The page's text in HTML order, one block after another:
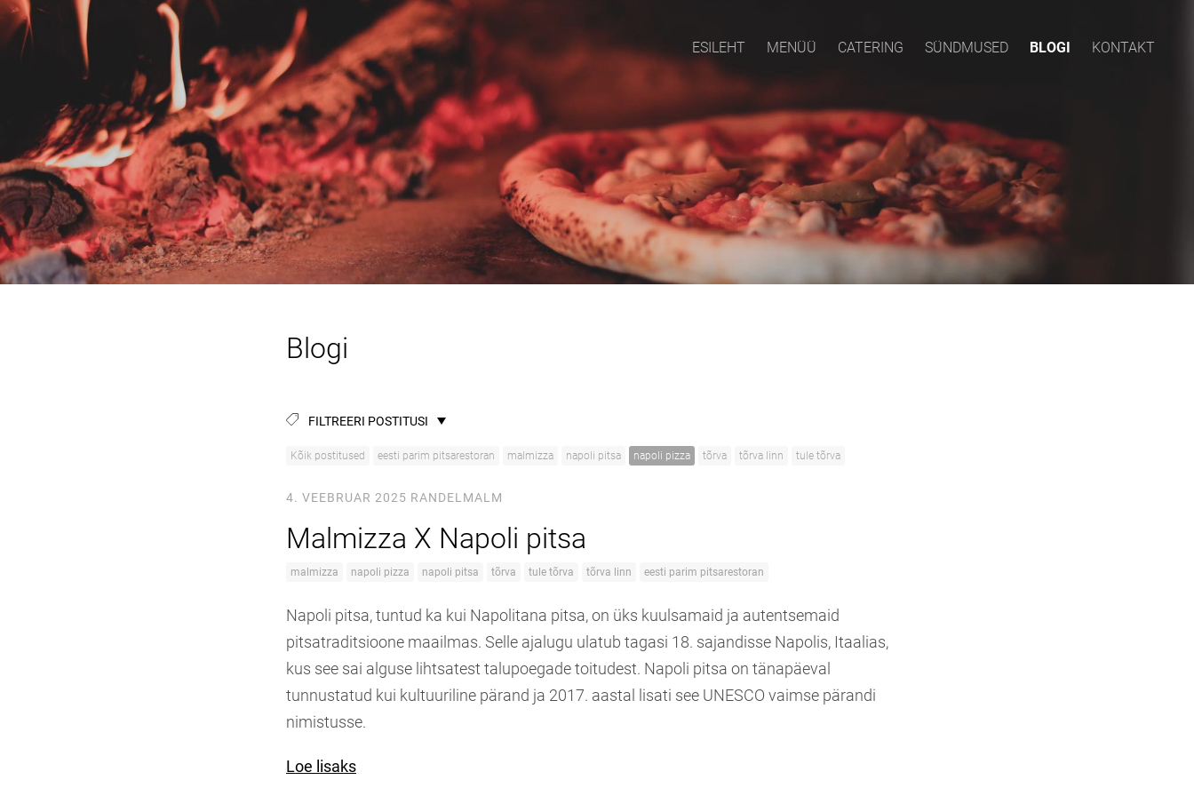
ESILEHT MENÜÜ CATERING SÜNDMUSED BLOGI KONTAKT
Blogi
FILTREERI POSTITUSI
Kõik postitused eesti parim pitsarestoran malmizza napoli pitsa napoli pizza tõrva tõrva linn tule tõrva
4. VEEBRUAR 2025 RANDELMALM
Malmizza X Napoli pitsa
malmizza napoli pizza napoli pitsa tõrva tule tõrva tõrva linn eesti parim pitsarestoran
Napoli pitsa, tuntud ka kui Napolitana pitsa, on üks kuulsamaid ja autentsemaid
pitsatraditsioone maailmas. Selle ajalugu ulatub tagasi 18. sajandisse Napolis, Itaalias,
kus see sai alguse lihtsatest talupoegade toitudest. Napoli pitsa on tänapäeval
tunnustatud kui kultuuriline pärand ja 2017. aastal lisati see UNESCO vaimse pärandi
nimistusse.
Loe lisaks